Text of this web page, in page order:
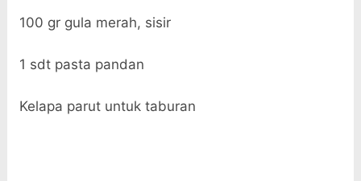
100 gr gula merah, sisir
1 sdt pasta pandan
Kelapa parut untuk taburan